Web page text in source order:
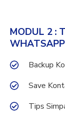
MODUL 2 :
WHATSAPP
Backup
Save
Tips